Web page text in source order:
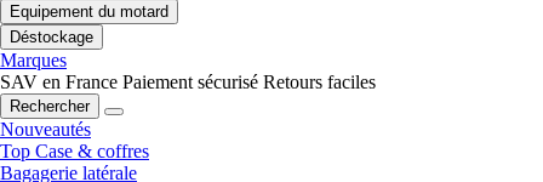
Equipement du motard
Déstockage
Marques
SAV en France Paiement sécurisé Retours faciles
Rechercher
Nouveautés
Top Case & coffres
Bagagerie latérale